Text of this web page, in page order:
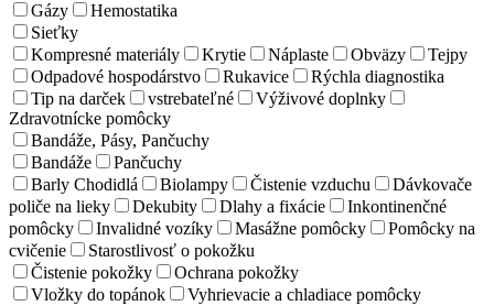
Gázy
Hemostatika
Sieťky
Kompresné materiály
Krytie Náplaste Obväzy
Tejpy
Odpadové hospodárstvo
Rukavice
Rýchla diagnostika
Tip na darček
vstrebateľné
Výživové doplnky
Zdravotnícke pomôcky
Bandáže, Pásy, Pančuchy
Bandáže
Pančuchy
Barly Chodidlá
Biolampy Čistenie vzduchu
Dávkovače
poliče na lieky
Dekubity Dlahy a fixácie
Inkontinenčné
pomôcky
Invalidné vozíky Masážne pomôcky
Pomôcky na
cvičenie
Starostlivosť o pokožku
Čistenie pokožky
Ochrana pokožky
Vložky do topánok
Vyhrievacie a chladiace pomôcky